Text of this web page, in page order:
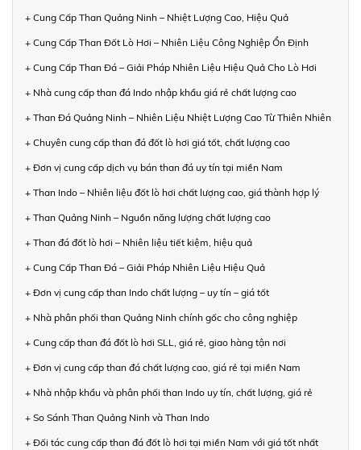
+ Cung Cấp Than Quảng Ninh – Nhiệt Lượng Cao, Hiệu Quả
+ Cung Cấp Than Đốt Lò Hơi – Nhiên Liệu Công Nghiệp Ổn Định
+ Cung Cấp Than Đá – Giải Pháp Nhiên Liệu Hiệu Quả Cho Lò Hơi
+ Nhà cung cấp than đá Indo nhập khẩu giá rẻ chất lượng cao
+ Than Đá Quảng Ninh – Nhiên Liệu Nhiệt Lượng Cao Từ Thiên Nhiên
+ Chuyên cung cấp than đá đốt lò hơi giá tốt, chất lượng cao
+ Đơn vị cung cấp dịch vụ bán than đá uy tín tại miền Nam
+ Than Indo – Nhiên liệu đốt lò hơi chất lượng cao, giá thành hợp lý
+ Than Quảng Ninh – Nguồn năng lượng chất lượng cao
+ Than đá đốt lò hơi – Nhiên liệu tiết kiệm, hiệu quả
+ Cung Cấp Than Đá – Giải Pháp Nhiên Liệu Hiệu Quả
+ Đơn vị cung cấp than Indo chất lượng – uy tín – giá tốt
+ Nhà phân phối than Quảng Ninh chính gốc cho công nghiệp
+ Cung cấp than đá đốt lò hơi SLL, giá rẻ, giao hàng tận nơi
+ Đơn vị cung cấp than đá chất lượng cao, giá rẻ tại miền Nam
+ Nhà nhập khẩu và phân phối than Indo uy tín, chất lượng, giá rẻ
+ So Sánh Than Quảng Ninh và Than Indo
+ Đối tác cung cấp than đá đốt lò hơi tại miền Nam với giá tốt nhất